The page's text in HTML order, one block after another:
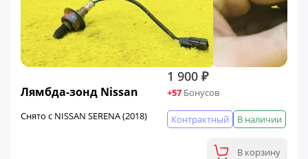
Лямбда-зонд Nissan
Снято с NISSAN SERENA (2018)
1 900 ₽
+57 Бонусов
В наличии
Контрактный
В корзину